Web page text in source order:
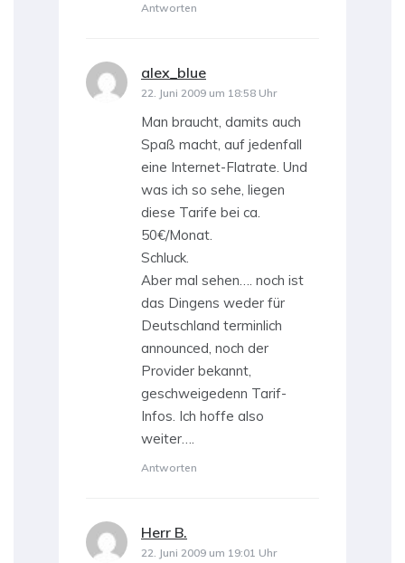
Antworten
alex_blue
22. Juni 2009 um 18:58 Uhr
Man braucht, damits auch
Spaß macht, auf jedenfall
eine Internet-Flatrate. Und
was ich so sehe, liegen
diese Tarife bei ca.
50€/Monat.
Schluck.
Aber mal sehen…. noch ist
das Dingens weder für
Deutschland terminlich
announced, noch der
Provider bekannt,
geschweigedenn Tarif-
Infos. Ich hoffe also
weiter….
Antworten
Herr B.
22. Juni 2009 um 19:01 Uhr